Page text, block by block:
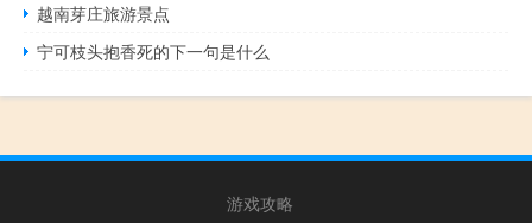
越南芽庄旅游景点
宁可枝头抱香死的下一句是什么
游戏攻略